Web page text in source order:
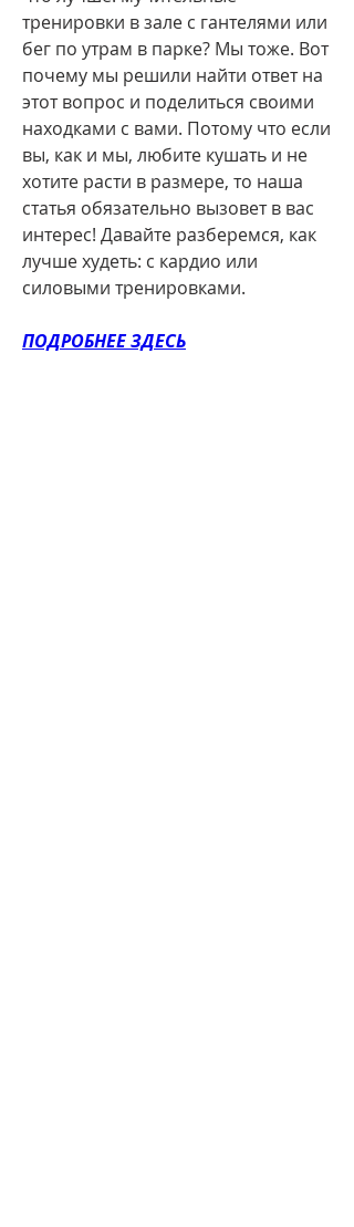
тренировки в зале с гантелями или
бег по утрам в парке? Мы тоже. Вот
почему мы решили найти ответ на
этот вопрос и поделиться своими
находками с вами. Потому что если
вы, как и мы, любите кушать и не
хотите расти в размере, то наша
статья обязательно вызовет в вас
интерес! Давайте разберемся, как
лучше худеть: с кардио или
силовыми тренировками.
ПОДРОБНЕЕ ЗДЕСЬ